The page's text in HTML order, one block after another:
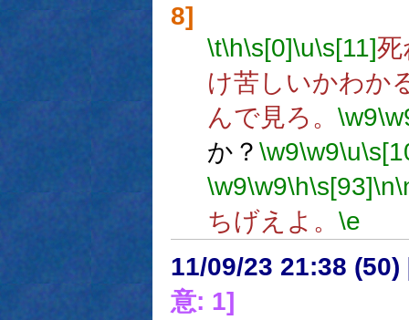
8]
\t\h\s[0]\u\s[11]死
け苦しいかわか
んで見ろ。 \w9
か？ \w9\w9\u
\w9\w9\h\s[93]\n
ちげえよ。 \e
11/09/23 21:38 (50)
意: 1]